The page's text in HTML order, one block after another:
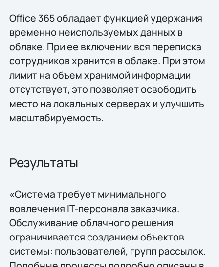
Office 365 обладает функцией удержания
временно неиспользуемых данных в
облаке. При ее включении вся переписка
сотрудников хранится в облаке. При этом
лимит на объем хранимой информации
отсутствует, это позволяет освободить
место на локальных серверах и улучшить
масштабируемость.
Результаты
«Система требует минимального
вовлечения IT-персонала заказчика.
Обслуживание облачного решения
ограничивается созданием объектов
системы: пользователей, групп рассылок.